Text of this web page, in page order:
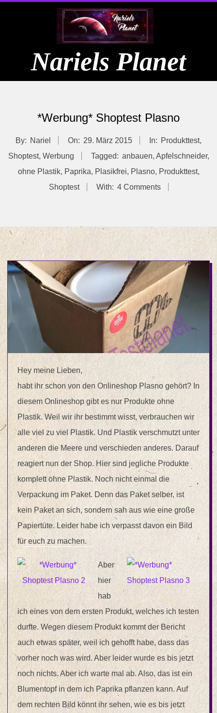
Nariels Planet
*Werbung* Shoptest Plasno
By: Nariel On: 29. März 2015 In: Produkttest,
Shoptest, Werbung Tagged: anbauen, Apfelschneider,
ohne Plastik, Paprika, Plasikfrei, Plasno, Produkttest,
Shoptest
With: 4 Comments
Hey meine Lieben,
habt ihr schon von den Onlineshop Plasno gehört? In
diesem Onlineshop gibt es nur Produkte ohne
Plastik. Weil wir ihr bestimmt wisst, verbrauchen wir
alle viel zu viel Plastik. Und Plastik verschmutzt unter
anderen die Meere und verschieden anderes. Darauf
reagiert nun der Shop. Hier sind jegliche Produkte
komplett ohne Plastik. Noch nicht einmal die
Verpackung im Paket. Denn das Paket selber, ist
kein Paket an sich, sondern sah aus wie eine große
Papiertüte. Leider habe ich verpasst davon ein Bild
für euch zu machen.
Aber
hier
hab
ich eines von dem ersten Produkt, welches ich testen
durfte. Wegen diesem Produkt kommt der Bericht
auch etwas später, weil ich gehofft habe, dass das
vorher noch was wird. Aber leider wurde es bis jetzt
noch nichts. Aber ich warte mal ab. Also, das ist ein
Blumentopf in dem ich Paprika pflanzen kann. Auf
dem rechten Bild könnt ihr sehen, wie es bis jetzt